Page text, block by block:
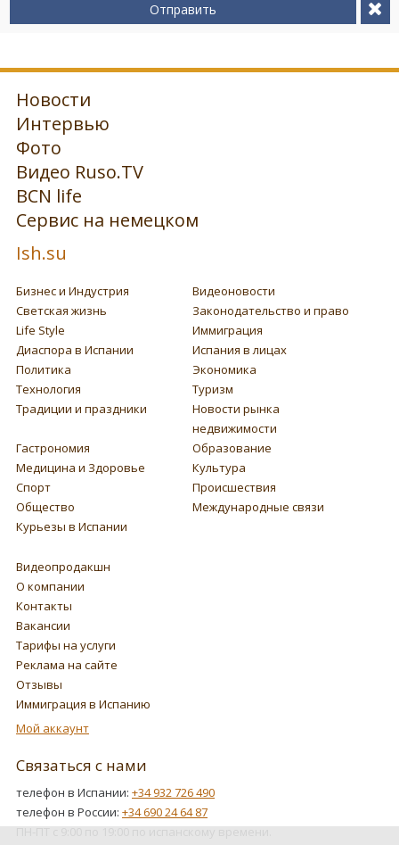
Отправить
Новости
Интервью
Фото
Видео Ruso.TV
BCN life
Сервис на немецком
Ish.su
Бизнес и Индустрия
Видеоновости
Светская жизнь
Законодательство и право
Life Style
Иммиграция
Диаспора в Испании
Испания в лицах
Политика
Экономика
Технология
Туризм
Традиции и праздники
Новости рынка
недвижимости
Гастрономия
Образование
Медицина и Здоровье
Культура
Спорт
Происшествия
Общество
Международные связи
Курьезы в Испании
Видеопродакшн
О компании
Контакты
Вакансии
Тарифы на услуги
Реклама на сайте
Отзывы
Иммиграция в Испанию
Мой аккаунт
Связаться с нами
телефон в Испании: +34 932 726 490
телефон в России: +34 690 24 64 87
ПН-ПТ с 9:00 по 19:00 по испанскому времени.